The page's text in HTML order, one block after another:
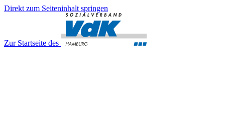
Direkt zum Seiteninhalt springen
Zur Startseite des